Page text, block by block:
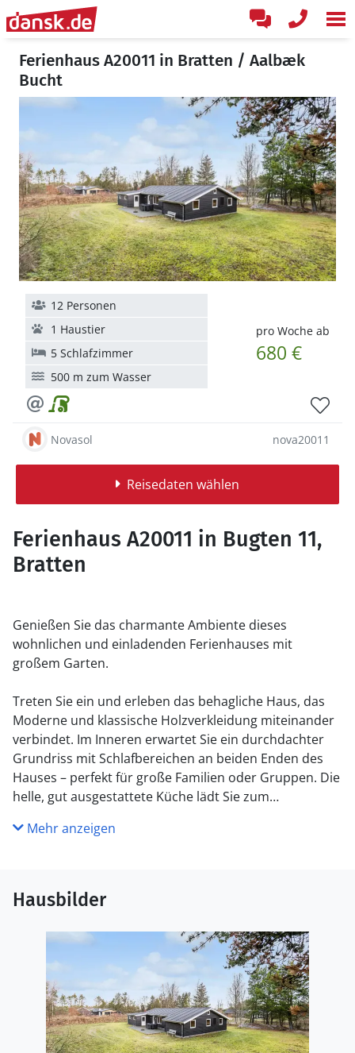
Ferienhaus A20011 in Bratten / Aalbæk
Bucht
pro Woche ab
680 €
12 Personen
1 Haustier
5 Schlafzimmer
500 m zum Wasser
Novasol nova20011
Reisedaten wählen
Ferienhaus A20011 in Bugten 11,
Bratten
Genießen Sie das charmante Ambiente dieses
wohnlichen und einladenden Ferienhauses mit
großem Garten.
Treten Sie ein und erleben das behagliche Haus, das
Moderne und klassische Holzverkleidung miteinander
verbindet. Im Inneren erwartet Sie ein durchdachter
Grundriss mit Schlafbereichen an beiden Enden des
Hauses – perfekt für große Familien oder Gruppen. Die
helle, gut ausgestattete Küche lädt Sie zum
Wohnbereich Gemütlichkeit und Erholung verspricht.
Ferienhauses erstreckt sich auf beiden Seiten des
Hauses und bietet Ihnen viel Platz für gesellige
Stunden an der frischen Luft. Das weitläufige
Grundstück ist von Bäumen umgeben und bietet Ihnen
eine ruhige Oase mit viel Platz für Ballspiele und
ungestörtes Spielen.
Bratten Strand ist ein beliebtes Urlaubsziel mit einem
schönen Sandstrand, der über ein gut ausgebautes
Mehr anzeigen
Hausbilder